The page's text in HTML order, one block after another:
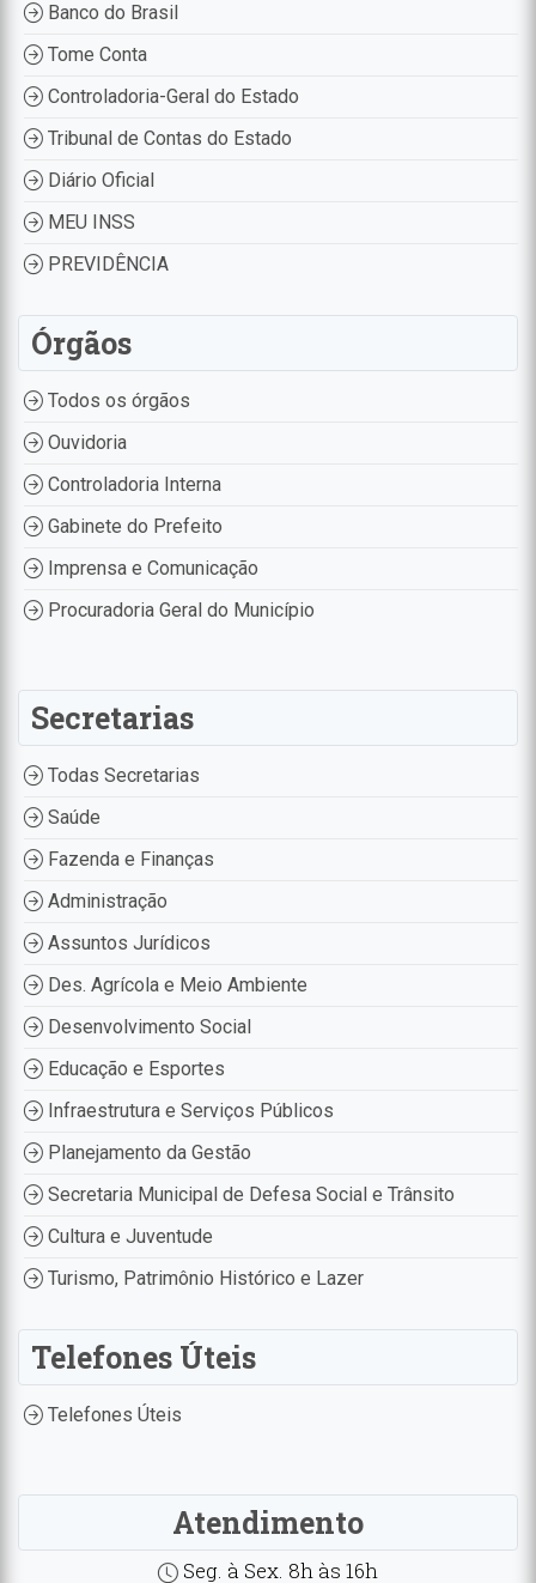
Banco do Brasil
Tome Conta
Controladoria-Geral do Estado
Tribunal de Contas do Estado
Diário Oficial
MEU INSS
PREVIDÊNCIA
Órgãos
Todos os órgãos
Ouvidoria
Controladoria Interna
Gabinete do Prefeito
Imprensa e Comunicação
Procuradoria Geral do Município
Secretarias
Todas Secretarias
Saúde
Fazenda e Finanças
Administração
Assuntos Jurídicos
Des. Agrícola e Meio Ambiente
Desenvolvimento Social
Educação e Esportes
Infraestrutura e Serviços Públicos
Planejamento da Gestão
Secretaria Municipal de Defesa Social e Trânsito
Cultura e Juventude
Turismo, Patrimônio Histórico e Lazer
Telefones Úteis
Telefones Úteis
Atendimento
Seg. à Sex. 8h às 16h